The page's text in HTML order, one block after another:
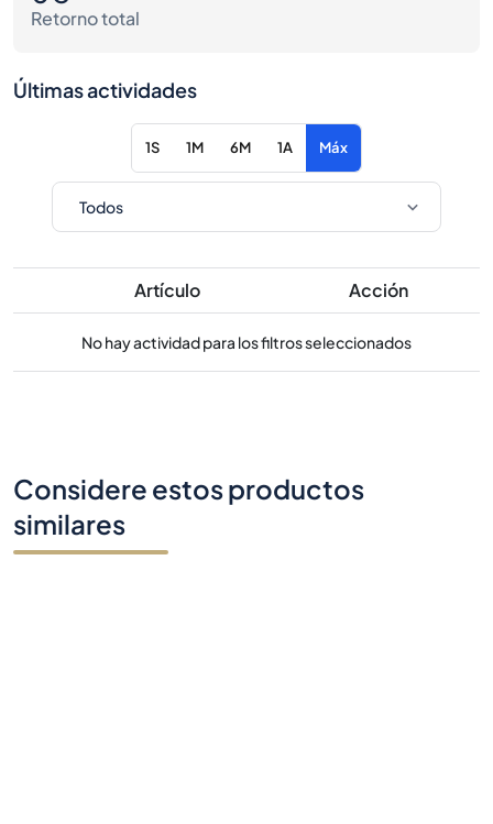
Retorno total
Últimas actividades
1S 1M 6M 1A Máx
Artículo Acción
No hay actividad para los filtros seleccionados
Considere estos productos
similares